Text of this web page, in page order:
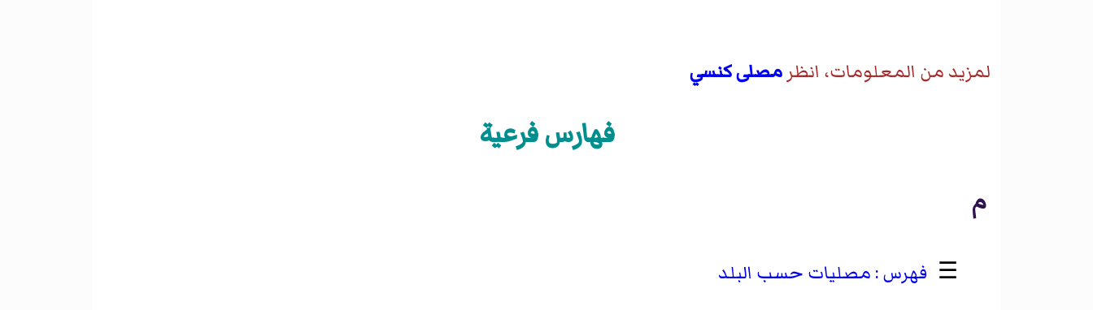
لمزيد من المعلومات، انظرمصلى كنسي
فهارس فرعية
م
☰
مصليات حسب البلد